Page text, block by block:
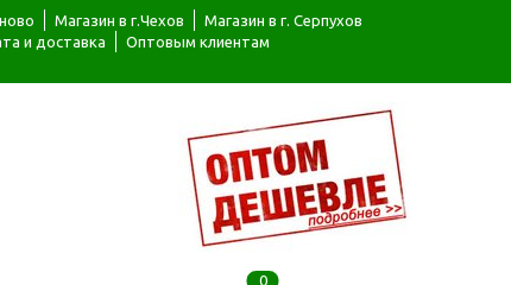
Магазин в г.Чехов
Магазин в г. Серпухов
и доставка
Оптовым клиентам
0